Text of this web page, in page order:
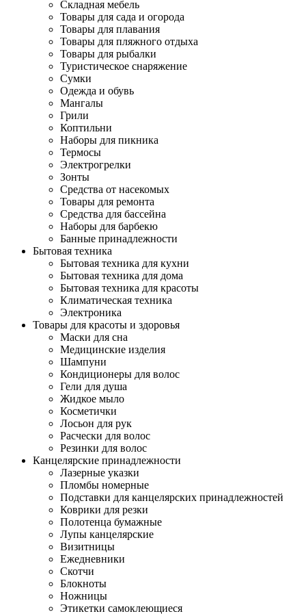
Складная мебель
Товары для сада и огорода
Товары для плавания
Товары для пляжного отдыха
Товары для рыбалки
Туристическое снаряжение
Сумки
Одежда и обувь
Мангалы
Грили
Коптильни
Наборы для пикника
Термосы
Электрогрелки
Зонты
Средства от насекомых
Товары для ремонта
Средства для бассейна
Наборы для барбекю
Банные принадлежности
Бытовая техника
Бытовая техника для кухни
Бытовая техника для дома
Бытовая техника для красоты
Климатическая техника
Электроника
Товары для красоты и здоровья
Маски для сна
Медицинские изделия
Шампуни
Кондиционеры для волос
Гели для душа
Жидкое мыло
Косметички
Лосьон для рук
Расчески для волос
Резинки для волос
Канцелярские принадлежности
Лазерные указки
Пломбы номерные
Подставки для канцелярских принадлежностей
Коврики для резки
Полотенца бумажные
Лупы канцелярские
Визитницы
Ежедневники
Скотчи
Блокноты
Ножницы
Этикетки самоклеющиеся